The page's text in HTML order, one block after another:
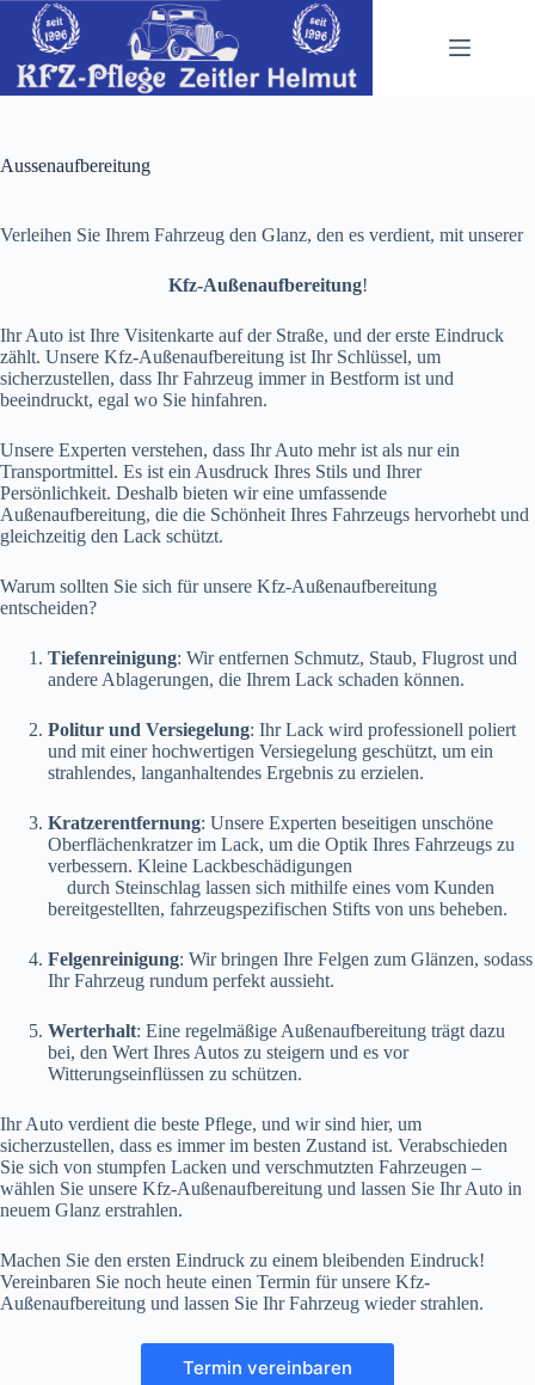
Inhalt
springen
Aussenaufbereitung
Verleihen Sie Ihrem Fahrzeug den Glanz, den es verdient, mit unserer
Kfz-Außenaufbereitung!
Ihr Auto ist Ihre Visitenkarte auf der Straße, und der erste Eindruck
zählt. Unsere Kfz-Außenaufbereitung ist Ihr Schlüssel, um
sicherzustellen, dass Ihr Fahrzeug immer in Bestform ist und
beeindruckt, egal wo Sie hinfahren.
Unsere Experten verstehen, dass Ihr Auto mehr ist als nur ein
Transportmittel. Es ist ein Ausdruck Ihres Stils und Ihrer
Persönlichkeit. Deshalb bieten wir eine umfassende
Außenaufbereitung, die die Schönheit Ihres Fahrzeugs hervorhebt und
gleichzeitig den Lack schützt.
Warum sollten Sie sich für unsere Kfz-Außenaufbereitung
entscheiden?
Tiefenreinigung: Wir entfernen Schmutz, Staub, Flugrost und
andere Ablagerungen, die Ihrem Lack schaden können.
Politur und Versiegelung: Ihr Lack wird professionell poliert
und mit einer hochwertigen Versiegelung geschützt, um ein
strahlendes, langanhaltendes Ergebnis zu erzielen.
Kratzerentfernung: Unsere Experten beseitigen unschöne
Oberflächenkratzer im Lack, um die Optik Ihres Fahrzeugs zu
verbessern. Kleine Lackbeschädigungen
durch Steinschlag lassen sich mithilfe eines vom Kunden
bereitgestellten, fahrzeugspezifischen Stifts von uns beheben.
Felgenreinigung: Wir bringen Ihre Felgen zum Glänzen, sodass
Ihr Fahrzeug rundum perfekt aussieht.
Werterhalt: Eine regelmäßige Außenaufbereitung trägt dazu
bei, den Wert Ihres Autos zu steigern und es vor
Witterungseinflüssen zu schützen.
Ihr Auto verdient die beste Pflege, und wir sind hier, um
sicherzustellen, dass es immer im besten Zustand ist. Verabschieden
Sie sich von stumpfen Lacken und verschmutzten Fahrzeugen –
wählen Sie unsere Kfz-Außenaufbereitung und lassen Sie Ihr Auto in
neuem Glanz erstrahlen.
Machen Sie den ersten Eindruck zu einem bleibenden Eindruck!
Vereinbaren Sie noch heute einen Termin für unsere Kfz-
Außenaufbereitung und lassen Sie Ihr Fahrzeug wieder strahlen.
Termin vereinbaren